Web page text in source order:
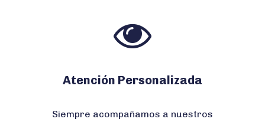
Atención Personalizada
Siempre acompañamos a nuestros